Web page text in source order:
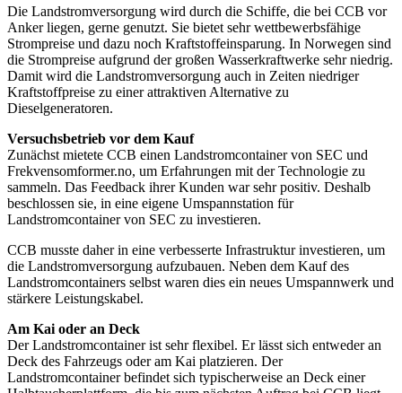
Die Landstromversorgung wird durch die Schiffe, die bei CCB vor
Anker liegen, gerne genutzt. Sie bietet sehr wettbewerbsfähige
Strompreise und dazu noch Kraftstoffeinsparung. In Norwegen sind
die Strompreise aufgrund der großen Wasserkraftwerke sehr niedrig.
Damit wird die Landstromversorgung auch in Zeiten niedriger
Kraftstoffpreise zu einer attraktiven Alternative zu
Dieselgeneratoren.
Versuchsbetrieb vor dem Kauf
Zunächst mietete CCB einen Landstromcontainer von SEC und
Frekvensomformer.no, um Erfahrungen mit der Technologie zu
sammeln. Das Feedback ihrer Kunden war sehr positiv. Deshalb
beschlossen sie, in eine eigene Umspannstation für
Landstromcontainer von SEC zu investieren.
CCB musste daher in eine verbesserte Infrastruktur investieren, um
die Landstromversorgung aufzubauen. Neben dem Kauf des
Landstromcontainers selbst waren dies ein neues Umspannwerk und
stärkere Leistungskabel.
Am Kai oder an Deck
Der Landstromcontainer ist sehr flexibel. Er lässt sich entweder an
Deck des Fahrzeugs oder am Kai platzieren. Der
Landstromcontainer befindet sich typischerweise an Deck einer